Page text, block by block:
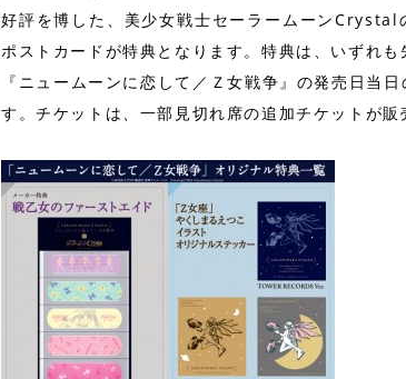
好評を博した、美少女戦士セーラームーンCrystal
ポストカードが特典となります。特典は、いずれ
『ニュームーンに恋して／Ｚ女戦争』の発売日当
す。チケットは、一部見切れ席の追加チケットが販